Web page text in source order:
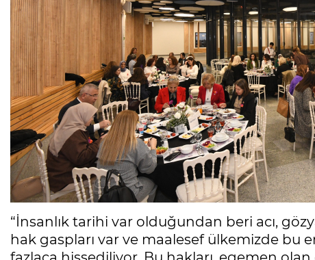
“İnsanlık tarihi var olduğundan beri acı,
hak gaspları var ve maalesef ülkemizde bu